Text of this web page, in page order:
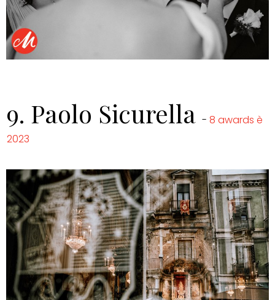
9. Paolo Sicurella - 8 awards è
2023